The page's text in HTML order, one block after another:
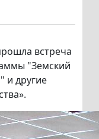
встреча
"Земский
и другие